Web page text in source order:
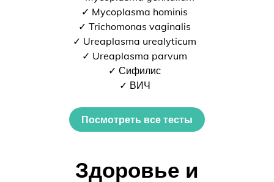
✓ Mycoplasma hominis
✓ Trichomonas vaginalis
✓ Ureaplasma urealyticum
✓ Ureaplasma parvum
✓ Сифилис
✓ ВИЧ
Посмотреть все тесты
Здоровье и